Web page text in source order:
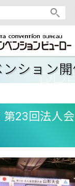
ンション
第23回法人